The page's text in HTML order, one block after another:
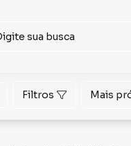
Filtros Mais